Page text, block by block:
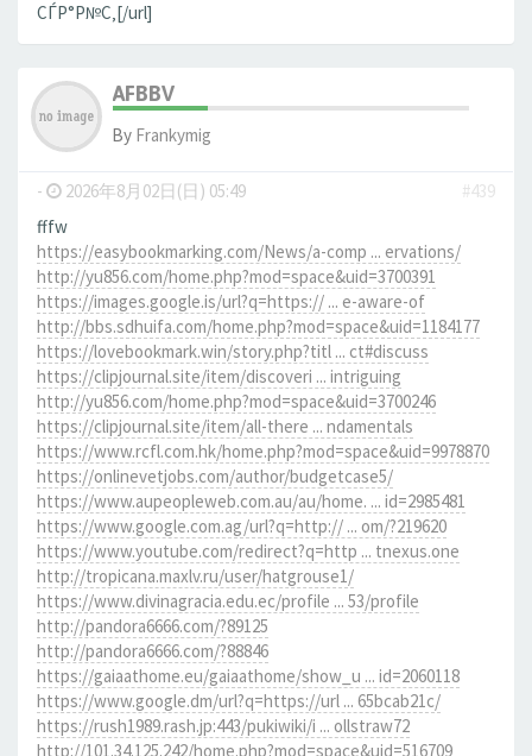
СЃР°Р№С‚[/url]
AFBBV
By Frankymig
- 2026年8月02日(日) 05:49
#439
fffw
https://easybookmarking.com/News/a-comp ... ervations/
http://yu856.com/home.php?mod=space&uid=3700391
https://images.google.is/url?q=https:// ... e-aware-of
http://bbs.sdhuifa.com/home.php?mod=space&uid=1184177
https://lovebookmark.win/story.php?titl ... ct#discuss
https://clipjournal.site/item/discoveri ... intriguing
http://yu856.com/home.php?mod=space&uid=3700246
https://clipjournal.site/item/all-there ... ndamentals
https://www.rcfl.com.hk/home.php?mod=space&uid=9978870
https://onlinevetjobs.com/author/budgetcase5/
https://www.aupeopleweb.com.au/au/home. ... id=2985481
https://www.google.com.ag/url?q=http:// ... om/?219620
https://www.youtube.com/redirect?q=http ... tnexus.one
http://tropicana.maxlv.ru/user/hatgrouse1/
https://www.divinagracia.edu.ec/profile ... 53/profile
http://pandora6666.com/?89125
http://pandora6666.com/?88846
https://gaiaathome.eu/gaiaathome/show_u ... id=2060118
https://www.google.dm/url?q=https://url ... 65bcab21c/
https://rush1989.rash.jp:443/pukiwiki/i ... ollstraw72
http://101.34.125.242/home.php?mod=space&uid=516709